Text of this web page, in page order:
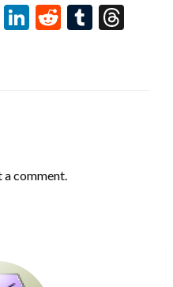
Pinterest
LinkedIn
RedditTumblr
a comment.